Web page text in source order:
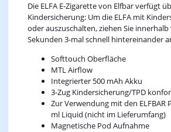
Die ELFA E-Zigarette von Elfbar verfügt
Kindersicherung: Um die ELFA mit
oder auszuschalten, ziehen Sie innerhalb
Sekunden 3-mal schnell hintereinander
Softtouch Oberfläche
MTL Airflow
Integrierter 500 mAh Akku
3-Zug Kindersicherung/TPD
Zur Verwendung mit den ELFBAR
ml Liquid (nicht im Lieferumfang)
Magnetische Pod Aufnahme